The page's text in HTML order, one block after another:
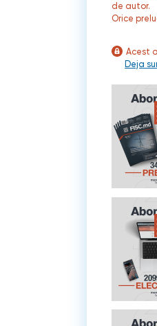
de autor.
Orice
Acest
Deja